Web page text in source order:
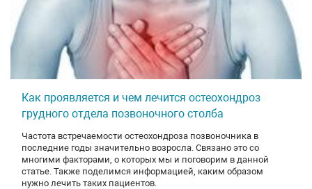
Как проявляется и чем лечится остеохондроз
грудного отдела позвоночного столба
Частота встречаемости остеохондроза позвоночника в
последние годы значительно возросла. Связано это со
многими факторами, о которых мы и поговорим в данной
статье. Также поделимся информацией, каким образом
нужно лечить таких пациентов.